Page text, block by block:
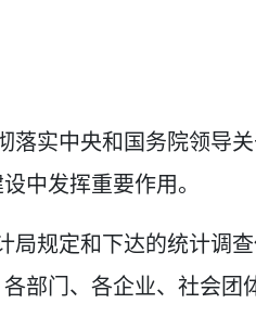
落实中央和国务院领导
中发挥重要作用。
规定和下达的统计调
部门、各企业、社会团